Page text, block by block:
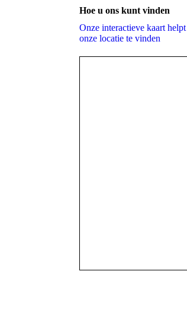
Hoe u ons kunt vinden
Onze interactieve kaart helpt
onze locatie te vinden